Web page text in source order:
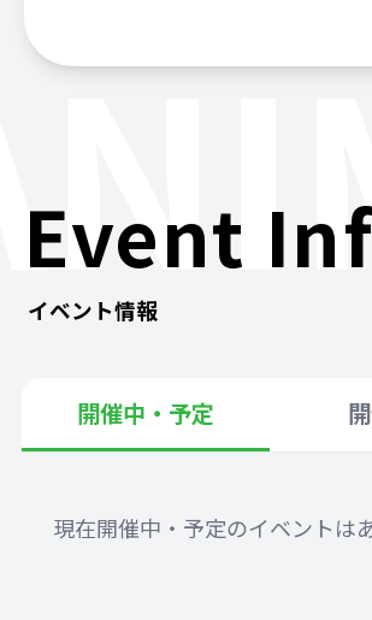
Event
イベント情報
開催中・予定
現在開催中・予定のイベントは